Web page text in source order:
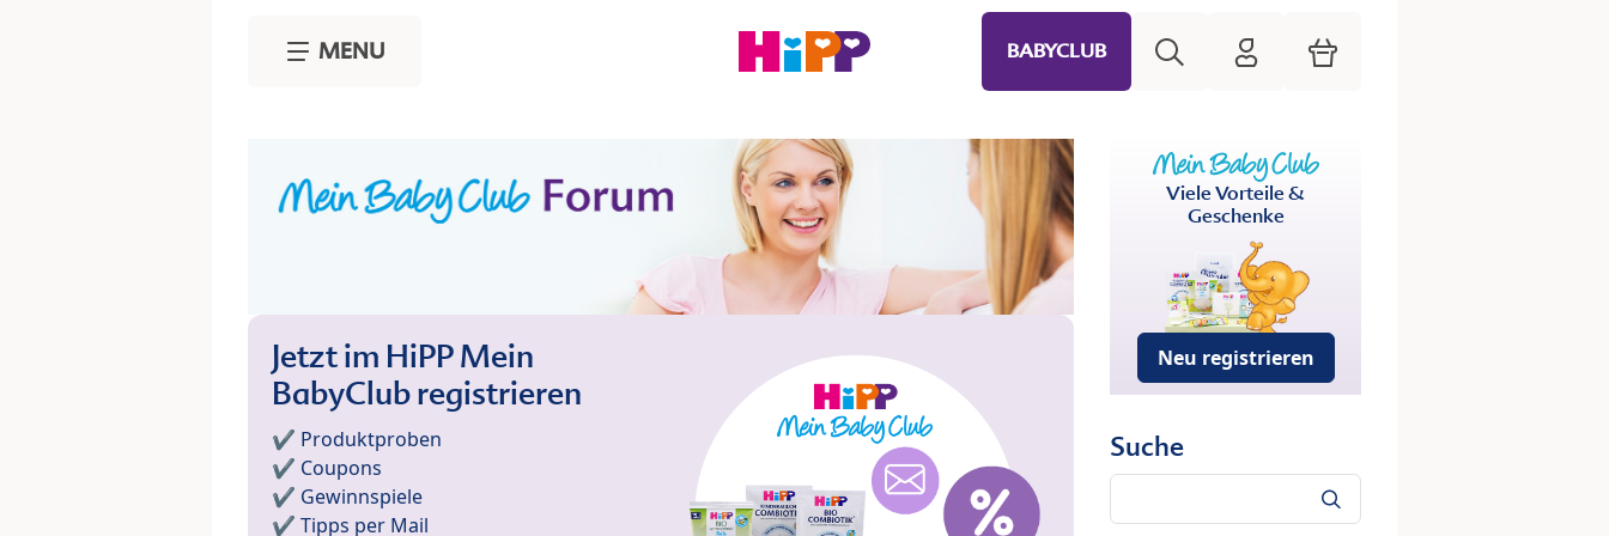
MENU BABYCLUB HiPP Mein Babyclub
Warenkorb
Jetzt im HiPP Mein
BabyClub registrieren
✔️ Produktproben
✔️ Coupons
✔️ Gewinnspiele
✔️ Tipps per Mail
Viele Vorteile &
Geschenke
Neu registrieren
Suche